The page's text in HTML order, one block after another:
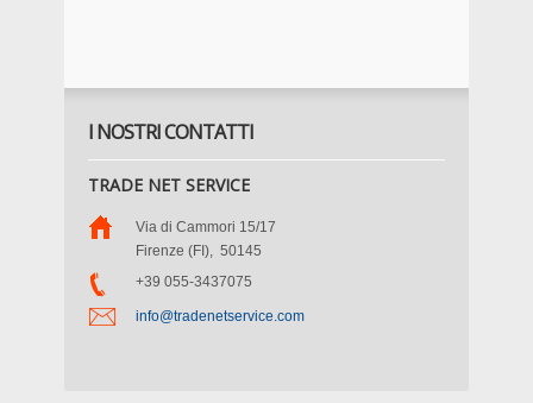
I NOSTRI CONTATTI
TRADE NET SERVICE
Via di Cammori 15/17
Firenze (FI), 50145
+39 055-3437075
info@tradenetservice.com